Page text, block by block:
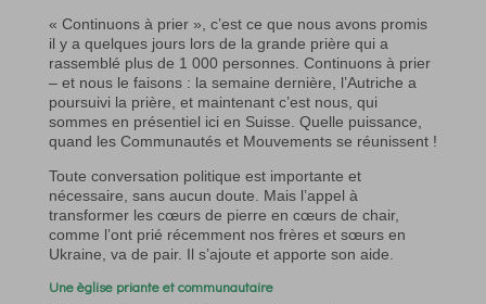
« Continuons à prier », c’est ce que nous avons promis
il y a quelques jours lors de la grande prière qui a
rassemblé plus de 1 000 personnes. Continuons à prier
– et nous le faisons : la semaine dernière, l’Autriche a
poursuivi la prière, et maintenant c’est nous, qui
sommes en présentiel ici en Suisse. Quelle puissance,
quand les Communautés et Mouvements se réunissent !
Toute conversation politique est importante et
nécessaire, sans aucun doute. Mais l’appel à
transformer les cœurs de pierre en cœurs de chair,
comme l’ont prié récemment nos frères et sœurs en
Ukraine, va de pair. Il s’ajoute et apporte son aide.
Une èglise priante et communautaire